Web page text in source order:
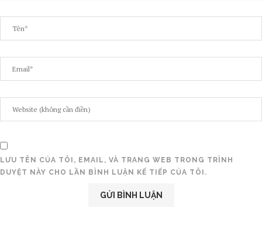
LƯU TÊN CỦA TÔI, EMAIL, VÀ TRANG WEB TRONG TRÌNH
DUYỆT NÀY CHO LẦN BÌNH LUẬN KẾ TIẾP CỦA TÔI.